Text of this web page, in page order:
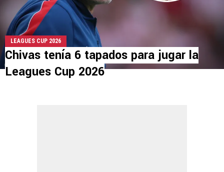
LEAGUES CUP 2026
Chivas tenía 6 tapados para jugar la
Leagues Cup 2026